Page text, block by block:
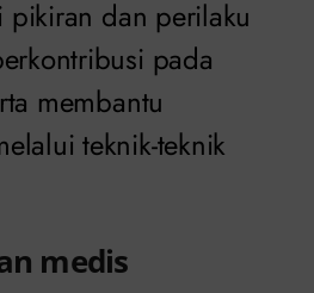
pikiran dan perilaku
pada
membantu
teknik-teknik
medis